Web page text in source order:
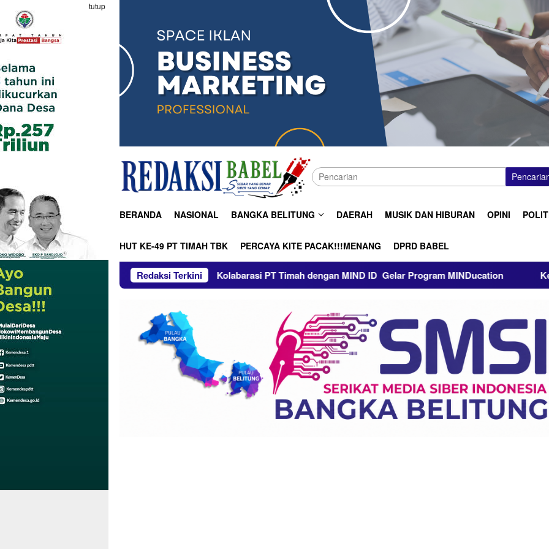
tutup
BERANDA NASIONAL BANGKA BELITUNG DAERAH MUSIK DAN HIBURAN OPINI
HUT KE-49 PT TIMAH TBK PERCAYA KITE PACAK!!!MENANG DPRD BABEL
Redaksi Terkini
Giat Sosial di Jakarta Kolabarasi PT Timah dengan MIND ID Gelar Program MINDucation Kegiatan